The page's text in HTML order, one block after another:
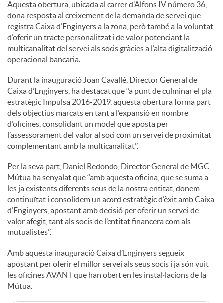
Aquesta obertura, ubicada al carrer d’Alfons IV número 36,
dona resposta al creixement de la demanda de servei que
registra Caixa d’Enginyers a la zona, però també a la voluntat
d’oferir un tracte personalitzat i de valor potenciant la
multicanalitat del servei als socis gràcies a l’alta digitalització
operacional bancaria.
Durant la inauguració Joan Cavallé, Director General de
Caixa d’Enginyers, ha destacat que ‘’a punt de culminar el pla
estratègic Impulsa 2016-2019, aquesta obertura forma part
dels objectius marcats en tant a l’expansió en nombre
d’oficines, consolidant un model que aposta per
l’assessorament del valor al soci com un servei de proximitat
complementant amb la multicanalitat’’.
Per la seva part, Daniel Redondo, Director General de MGC
Mútua ha senyalat que ‘’amb aquesta oficina, que se suma a
les ja existents diferents seus de la nostra entitat, donem
continuïtat i consolidem un acord estratègic d’èxit amb Caixa
d’Enginyers, apostant amb decisió per oferir un servei de
valor afegit, tant als socis de l’entitat financera com als
mutualistes’’.
Amb aquesta inauguració Caixa d’Enginyers segueix
apostant per oferir el millor servei als seus socis i ja són vuit
les oficines AVANT que han obert en les instal·lacions de la
Mútua.